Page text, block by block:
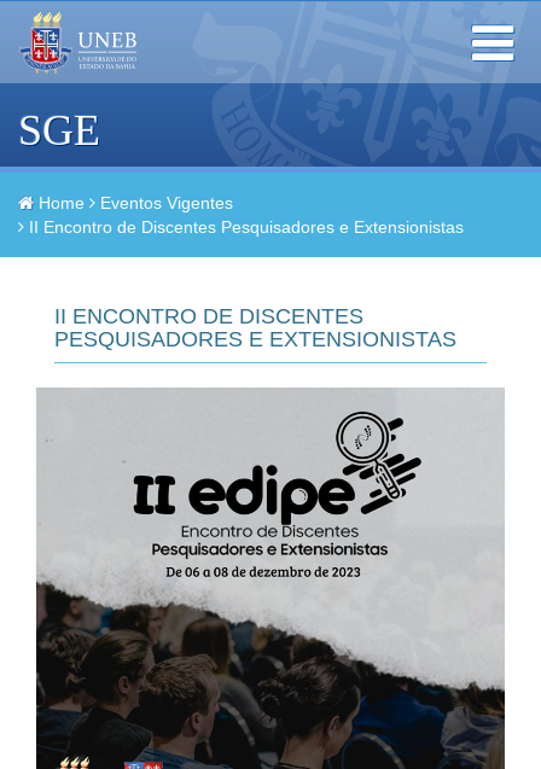
SGE
Toggle
navigation
Home
Eventos Vigentes
II Encontro de Discentes Pesquisadores e Extensionistas
II ENCONTRO DE DISCENTES
PESQUISADORES E EXTENSIONISTAS